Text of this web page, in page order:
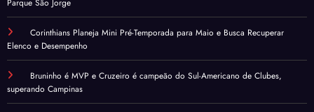
Parque São Jorge
Corinthians Planeja Mini Pré-Temporada para Maio e Busca Recuperar
Elenco e Desempenho
Bruninho é MVP e Cruzeiro é campeão do Sul-Americano de Clubes,
superando Campinas